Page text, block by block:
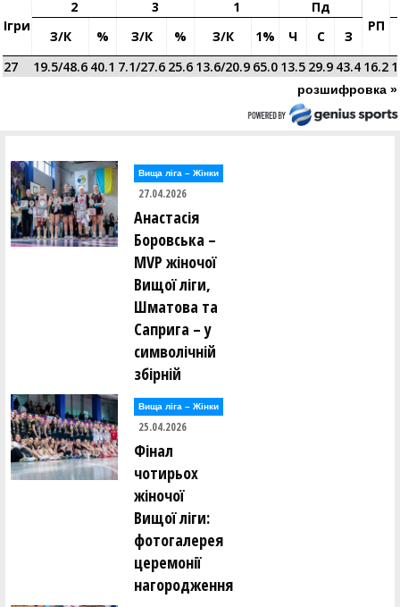
Ігри
2 3 1
Пд
РП
З/к % З/к % З/к 1% Ч С З
27
19.5/48.6 40.1 7.1/27.6 25.6 13.6/20.9 65.0 13.5 29.9 43.4 16.2
розшифровка »
Вища лiга – Жiнки
27.04.2026
Анастасія
Боровська –
MVP жіночої
Вищої ліги,
Шматова та
Саприга – у
символічній
збірній
Вища лiга – Жiнки
25.04.2026
Фінал
чотирьох
жіночої
Вищої ліги:
фотогалерея
церемонії
нагородження